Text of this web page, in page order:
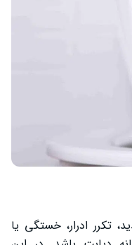
تکرر ادرار، خستگی یا